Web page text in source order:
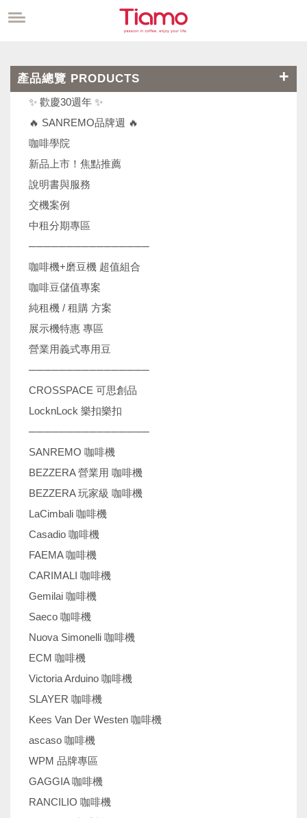
產品總覽 PRODUCTS
✨ 歡慶30週年 ✨
🔥 SANREMO品牌週 🔥
咖啡學院
新品上市！焦點推薦
說明書與服務
交機案例
中租分期專區
────────────────
咖啡機+磨豆機 超值組合
咖啡豆儲值專案
純租機 / 租購 方案
展示機特惠 專區
營業用義式專用豆
────────────────
CROSSPACE 可思創品
LocknLock 樂扣樂扣
────────────────
SANREMO 咖啡機
BEZZERA 營業用 咖啡機
BEZZERA 玩家級 咖啡機
LaCimbali 咖啡機
Casadio 咖啡機
FAEMA 咖啡機
CARIMALI 咖啡機
Gemilai 咖啡機
Saeco 咖啡機
Nuova Simonelli 咖啡機
ECM 咖啡機
Victoria Arduino 咖啡機
SLAYER 咖啡機
Kees Van Der Westen 咖啡機
ascaso 咖啡機
WPM 品牌專區
GAGGIA 咖啡機
RANCILIO 咖啡機